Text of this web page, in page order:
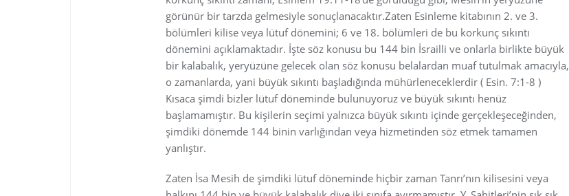
görünür bir tarzda gelmesiyle sonuçlanacaktır.Zaten Esinleme kitabının 2. ve 3.
bölümleri kilise veya lütuf dönemini; 6 ve 18. bölümleri de bu korkunç sıkıntı
dönemini açıklamaktadır. İşte söz konusu bu 144 bin İsrailli ve onlarla birlikte büyük
bir kalabalık, yeryüzüne gelecek olan söz konusu belalardan muaf tutulmak amacıyla,
o zamanlarda, yani büyük sıkıntı başladığında mühürleneceklerdir ( Esin. 7:1-8 )
Kısaca şimdi bizler lütuf döneminde bulunuyoruz ve büyük sıkıntı henüz
başlamamıştır. Bu kişilerin seçimi yalnızca büyük sıkıntı içinde gerçekleşeceğinden,
şimdiki dönemde 144 binin varlığından veya hizmetinden söz etmek tamamen
yanlıştır.
Zaten İsa Mesih de şimdiki lütuf döneminde hiçbir zaman Tanrı’nın kilisesini veya